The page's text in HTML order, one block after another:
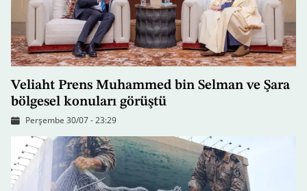
Veliaht Prens Muhammed bin Selman ve Şara
bölgesel konuları görüştü
Perşembe 30/07 - 23:29